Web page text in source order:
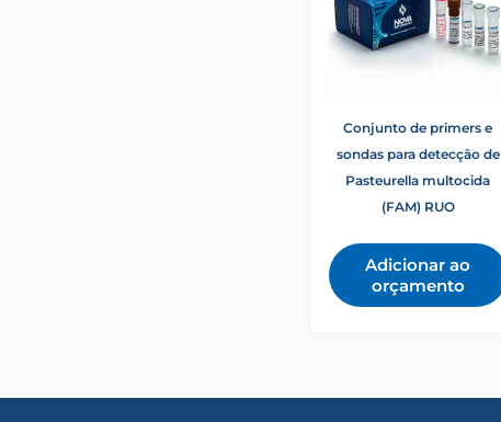
Conjunto de primers e
sondas para detecção de
Pasteurella multocida
(FAM) RUO
Adicionar ao
orçamento